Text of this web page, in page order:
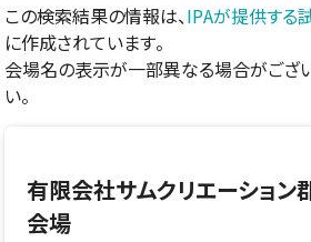
この検索結果の情報は、IPAが提供する
に作成されています。
会場名の表示が一部異なる場合がござ
い。
有限会社サムクリエーショ
会場